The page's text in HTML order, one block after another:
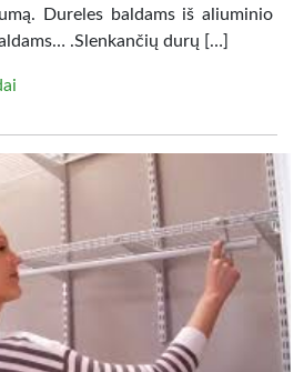
Dureles baldams iš aliuminio
.Slenkančių durų […]